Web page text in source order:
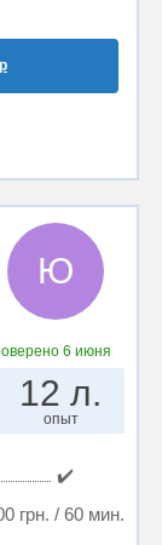
Ю
6 июня
12 л.
опыт
✔️
грн. / 60 мин.